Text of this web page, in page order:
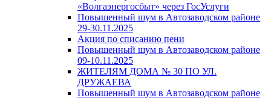
«Волгаэнергосбыт» через ГосУслуги
Повышенный шум в Автозаводском районе
29-30.11.2025
Акция по списанию пени
Повышенный шум в Автозаводском районе
09-10.11.2025
ЖИТЕЛЯМ ДОМА № 30 ПО УЛ.
ДРУЖАЕВА
Повышенный шум в Автозаводском районе